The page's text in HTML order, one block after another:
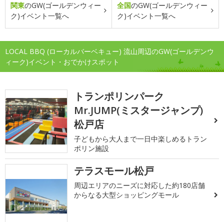
関東のGW(ゴールデンウィー
ク)イベント一覧へ
全国のGW(ゴールデンウィー
ク)イベント一覧へ
LOCAL BBQ (ローカルバーベキュー) 流山周辺のGW(ゴールデンウ
ィーク)イベント・おでかけスポット
トランポリンパーク
Mr.JUMP(ミスタージャンプ)
松戸店
子どもから大人まで一日中楽しめるトラン
ポリン施設
テラスモール松戸
周辺エリアのニーズに対応した約180店舗
からなる大型ショッピングモール